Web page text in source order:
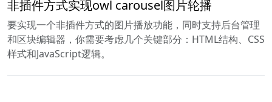
非插件方式实现owl carousel图片轮播
要实现一个非插件方式的图片播放功能，同时支持后台管理
和区块编辑器，你需要考虑几个关键部分：HTML结构、CSS
样式和JavaScript逻辑。